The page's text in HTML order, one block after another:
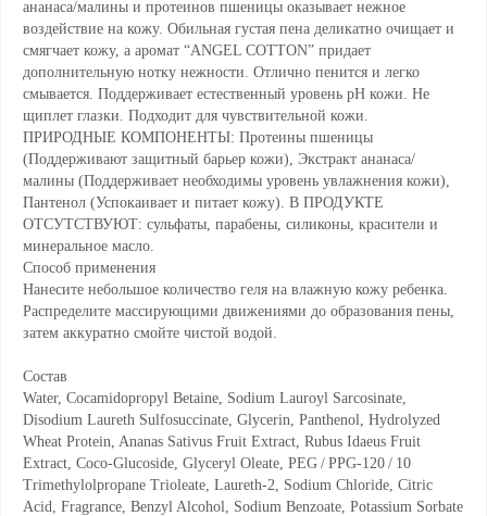
ананаса/малины и протеинов пшеницы оказывает нежное
воздействие на кожу. Обильная густая пена деликатно очищает и
смягчает кожу, а аромат “ANGEL COTTON” придает
дополнительную нотку нежности. Отлично пенится и легко
смывается. Поддерживает естественный уровень pH кожи. Не
щиплет глазки. Подходит для чувствительной кожи.
ПРИРОДНЫЕ КОМПОНЕНТЫ: Протеины пшеницы
(Поддерживают защитный барьер кожи), Экстракт ананаса/
малины (Поддерживает необходимы уровень увлажнения кожи),
Пантенол (Успокаивает и питает кожу). В ПРОДУКТЕ
ОТСУТСТВУЮТ: сульфаты, парабены, силиконы, красители и
минеральное масло.
Способ применения
Нанесите небольшое количество геля на влажную кожу ребенка.
Распределите массирующими движениями до образования пены,
затем аккуратно смойте чистой водой.
Состав
Water, Cocamidopropyl Betaine, Sodium Lauroyl Sarcosinate,
Disodium Laureth Sulfosuccinate, Glycerin, Panthenol, Hydrolyzed
Wheat Protein, Ananas Sativus Fruit Extract, Rubus Idaeus Fruit
Extract, Coco-Glucoside, Glyceryl Oleate, PEG / PPG-120 / 10
Trimethylolpropane Trioleate, Laureth-2, Sodium Chloride, Citric
Acid, Fragrance, Benzyl Alcohol, Sodium Benzoate, Potassium Sorbate